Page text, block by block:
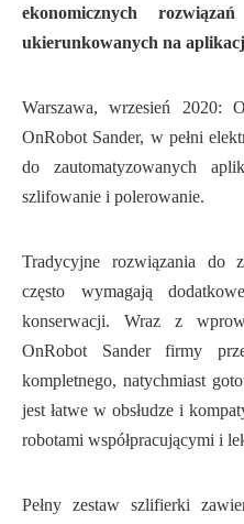
ekonomicznych
ukierunkowanych na
Warszawa, wrzesień 2020:
OnRobot Sander, w pełni
do zautomatyzowanych
szlifowanie i polerowanie.
Tradycyjne rozwiązania do
często wymagają
konserwacji. Wraz z
OnRobot Sander firmy
kompletnego, natychmiast
jest łatwe w obsłudze i
robotami współpracującymi i
Pełny zestaw szlifierki